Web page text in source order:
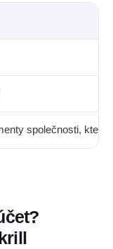
společnosti,